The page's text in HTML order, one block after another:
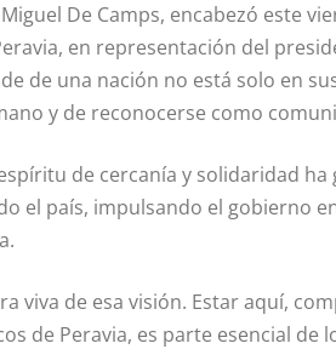
De Camps, encabezó este
en representación del
de una nación no está solo en
y de reconocerse como
de cercanía y solidaridad
el país, impulsando el gobierno
viva de esa visión. Estar aquí,
de Peravia, es parte esencial